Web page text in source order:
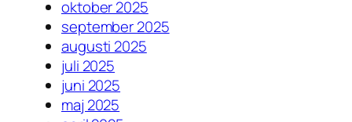
oktober 2025
september 2025
augusti 2025
juli 2025
juni 2025
maj 2025